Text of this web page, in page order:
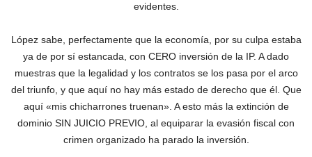
evidentes.
López sabe, perfectamente que la economía, por su culpa estaba
ya de por sí estancada, con CERO inversión de la IP. A dado
muestras que la legalidad y los contratos se los pasa por el arco
del triunfo, y que aquí no hay más estado de derecho que él. Que
aquí «mis chicharrones truenan». A esto más la extinción de
dominio SIN JUICIO PREVIO, al equiparar la evasión fiscal con
crimen organizado ha parado la inversión.